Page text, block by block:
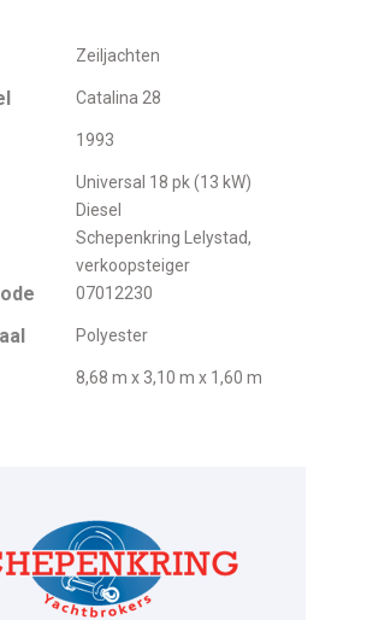
Zeiljachten
Catalina 28
1993
Universal 18 pk (13 kW)
Diesel
Schepenkring Lelystad,
verkoopsteiger
07012230
Polyester
8,68 m x 3,10 m x 1,60 m